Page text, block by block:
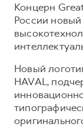
M6
от 2 049 000 ₽
ВЫБОР И
Автомобили
Аксессуары
Каталоги и
Программа
СЕРВИС
Все о сервисе
Запись на
Моторное
Стоимость ТО
Покупателям
Владельцам
БРЕНД
О бренде
О GWM
Концерн
России
Новый
HAVAL,